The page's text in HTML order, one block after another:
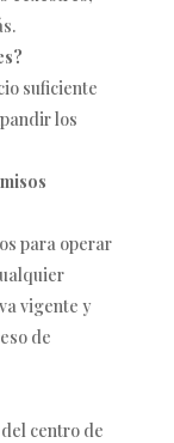
suficiente
los
para operar
vigente y
de
centro de